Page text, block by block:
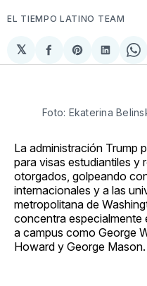
EL TIEMPO LATINO TEAM
𝕏
Compartir
en
Share
on
en
Foto: Ekaterina
La administración Trump
para visas estudiantiles y
otorgados, golpeando
internacionales y a las
metropolitana de
concentra
a campus como George
Howard y George Mason.